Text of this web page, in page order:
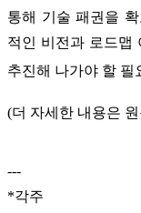
통해 기술 패권을
적인 비전과 로드맵
추진해 나가야 할 필
(더 자세한 내용은
---
*각주